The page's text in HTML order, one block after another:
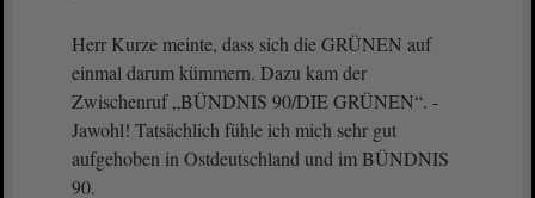
Herr Kurze meinte, dass sich die GRÜNEN auf
einmal darum kümmern. Dazu kam der
Zwischenruf „BÜNDNIS 90/DIE GRÜNEN“. -
Jawohl! Tatsächlich fühle ich mich sehr gut
aufgehoben in Ostdeutschland und im BÜNDNIS
90.